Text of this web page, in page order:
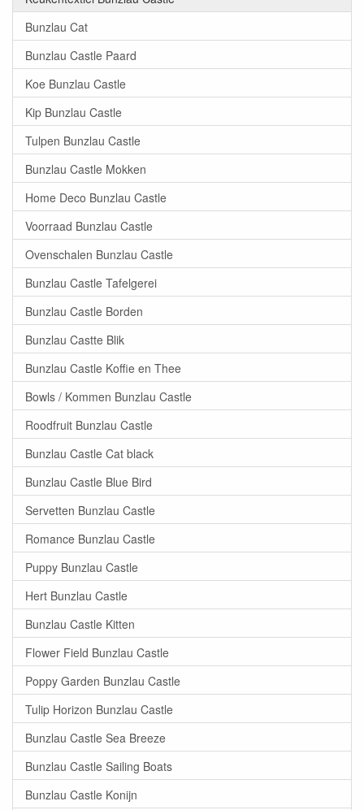
Bunzlau Cat
Bunzlau Castle Paard
Koe Bunzlau Castle
Kip Bunzlau Castle
Tulpen Bunzlau Castle
Bunzlau Castle Mokken
Home Deco Bunzlau Castle
Voorraad Bunzlau Castle
Ovenschalen Bunzlau Castle
Bunzlau Castle Tafelgerei
Bunzlau Castle Borden
Bunzlau Castte Blik
Bunzlau Castle Koffie en Thee
Bowls / Kommen Bunzlau Castle
Roodfruit Bunzlau Castle
Bunzlau Castle Cat black
Bunzlau Castle Blue Bird
Servetten Bunzlau Castle
Romance Bunzlau Castle
Puppy Bunzlau Castle
Hert Bunzlau Castle
Bunzlau Castle Kitten
Flower Field Bunzlau Castle
Poppy Garden Bunzlau Castle
Tulip Horizon Bunzlau Castle
Bunzlau Castle Sea Breeze
Bunzlau Castle Sailing Boats
Bunzlau Castle Konijn